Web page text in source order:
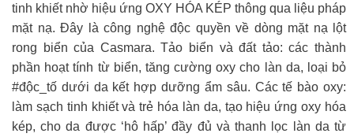
tinh khiết nhờ hiệu ứng OXY HÓA KÉP thông qua liệu pháp
mặt nạ. Đây là công nghệ độc quyền về dòng mặt nạ lột
rong biển của Casmara. Tảo biển và đất tảo: các thành
phần hoạt tính từ biển, tăng cường oxy cho làn da, loại bỏ
#độc_tố dưới da kết hợp dưỡng ẩm sâu. Các tế bào oxy:
làm sạch tinh khiết và trẻ hóa làn da, tạo hiệu ứng oxy hóa
kép, cho da được ‘hô hấp’ đầy đủ và thanh lọc làn da từ